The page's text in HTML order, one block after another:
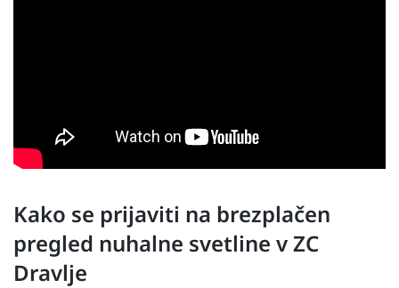
Kako se prijaviti na brezplačen
pregled nuhalne svetline v ZC
Dravlje